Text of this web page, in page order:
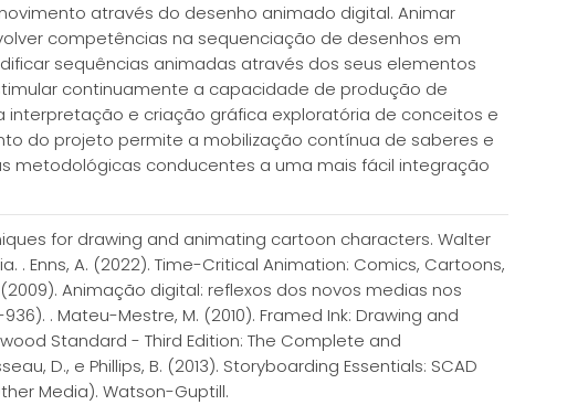
através do desenho animado digital. Animar
competências na sequenciação de desenhos em
sequências animadas através dos seus elementos
continuamente a capacidade de produção de
e criação gráfica exploratória de conceitos e
do projeto permite a mobilização contínua de saberes e
metodológicas conducentes a uma mais fácil integração
for drawing and animating cartoon characters. Walter
. Enns, A. (2022). Time-Critical Animation: Comics, Cartoons,
(2009). Animação digital: reflexos dos novos medias nos
. Mateu-Mestre, M. (2010). Framed Ink: Drawing and
Standard - Third Edition: The Complete and
D., e Phillips, B. (2013). Storyboarding Essentials: SCAD
Media). Watson-Guptill.